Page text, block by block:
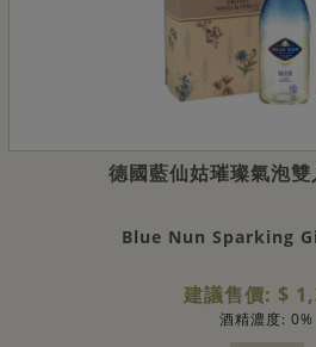
德國藍仙姑璀璨氣泡
Blue Nun Sparking
建議售價: $
酒精濃度: 0%